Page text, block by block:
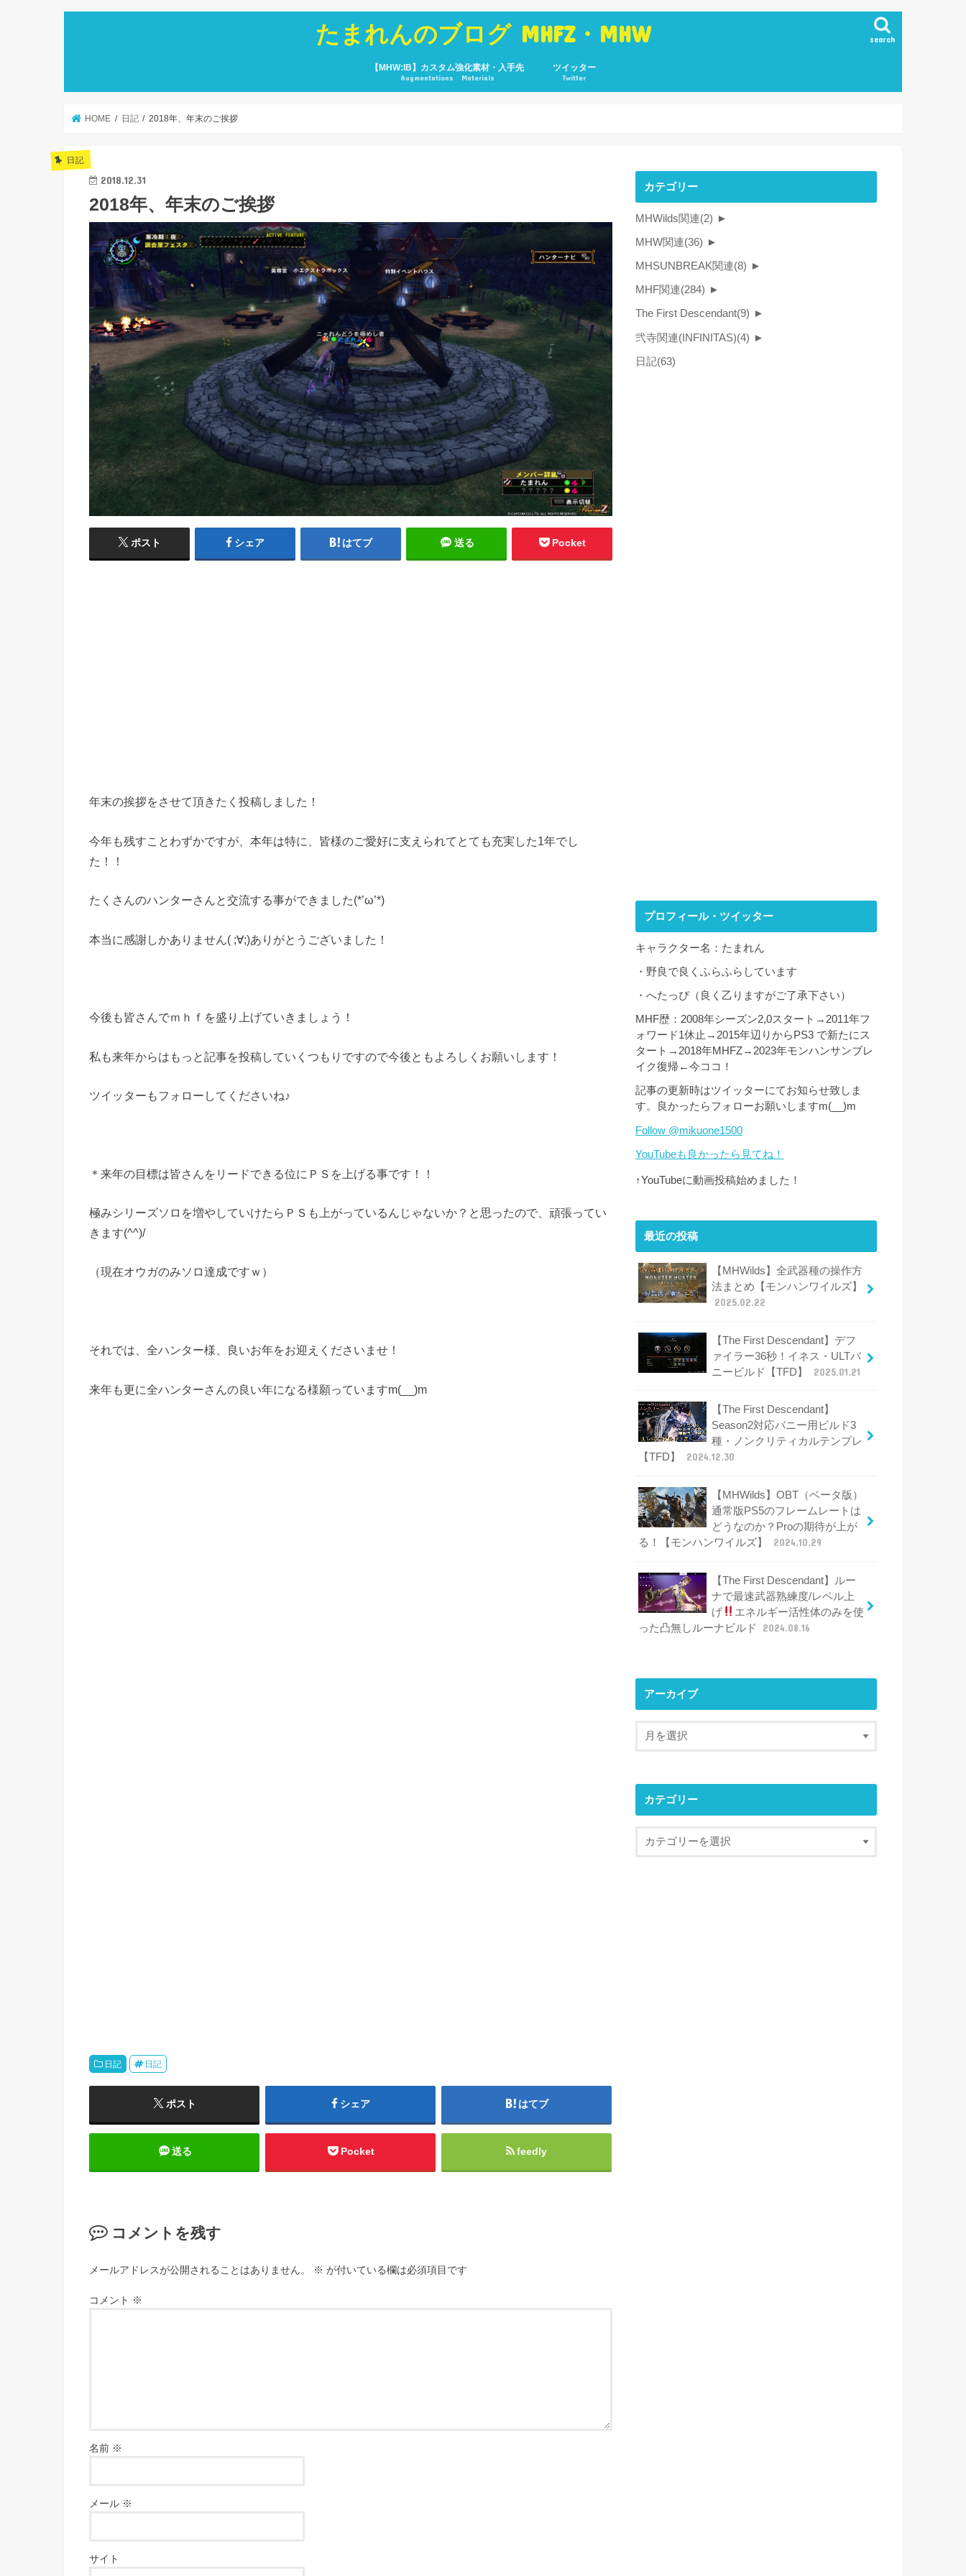
たまれんのブログ MHFZ・MHW search
【MHW:IB】カスタム強化素材・入手先
Augmentations Materials
ツイッター
Twitter
HOME 日記 2018年、年末のご挨拶
日記
2018.12.31
2018年、年末のご挨拶
ポスト シェア はてブ 送る Pocket
年末の挨拶をさせて頂きたく投稿しました！
今年も残すことわずかですが、本年は特に、皆様のご愛好に支えられてとても充実した1年でし
た！！
たくさんのハンターさんと交流する事ができました(*’ω’*)
本当に感謝しかありません( ;∀;)ありがとうございました！
今後も皆さんでｍｈｆを盛り上げていきましょう！
私も来年からはもっと記事を投稿していくつもりですので今後ともよろしくお願いします！
ツイッターもフォローしてくださいね♪
＊来年の目標は皆さんをリードできる位にＰＳを上げる事です！！
極みシリーズソロを増やしていけたらＰＳも上がっているんじゃないか？と思ったので、頑張ってい
きます(^^)/
（現在オウガのみソロ達成ですｗ）
それでは、全ハンター様、良いお年をお迎えくださいませ！
来年も更に全ハンターさんの良い年になる様願っていますm(__)m
日記 日記
ポスト シェア はてブ
送る Pocket feedly
コメントを残す
メールアドレスが公開されることはありません。 ※ が付いている欄は必須項目です
コメント ※
名前 ※
メール ※
サイト
カテゴリー
MHWilds関連(2) ►
MHW関連(36) ►
MHSUNBREAK関連(8) ►
MHF関連(284) ►
The First Descendant(9) ►
弐寺関連(INFINITAS)(4) ►
日記(63)
プロフィール・ツイッター
キャラクター名：たまれん
・野良で良くふらふらしています
・へたっぴ（良く乙りますがご了承下さい）
MHF歴：2008年シーズン2,0スタート→2011年フ
ォワード1休止→2015年辺りからPS3 で新たにス
タート→2018年MHFZ→2023年モンハンサンブレ
イク復帰←今ココ！
記事の更新時はツイッターにてお知らせ致しま
す。良かったらフォローお願いしますm(__)m
Follow @mikuone1500
YouTubeも良かったら見てね！
↑YouTubeに動画投稿始めました！
最近の投稿
【MHWilds】全武器種の操作方
法まとめ【モンハンワイルズ】
2025.02.22
【The First Descendant】デフ
ァイラー36秒！イネス・ULTバ
ニービルド【TFD】
2025.01.21
【The First Descendant】
Season2対応バニー用ビルド3
種・ノンクリティカルテンプレ
【TFD】
2024.12.30
【MHWilds】OBT（ベータ版）
通常版PS5のフレームレートは
どうなのか？Proの期待が上が
る！【モンハンワイルズ】
2024.10.29
【The First Descendant】ルー
ナで最速武器熟練度/レベル上
げ
エネルギー活性体のみを使
った凸無しルーナビルド
2024.08.16
アーカイブ
カテゴリー